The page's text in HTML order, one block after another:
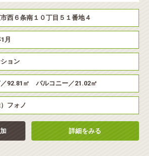
西６条南１０丁目５１番地４
月
ョン
92.81㎡ バルコニー／21.02㎡
）フォノ
詳細をみる